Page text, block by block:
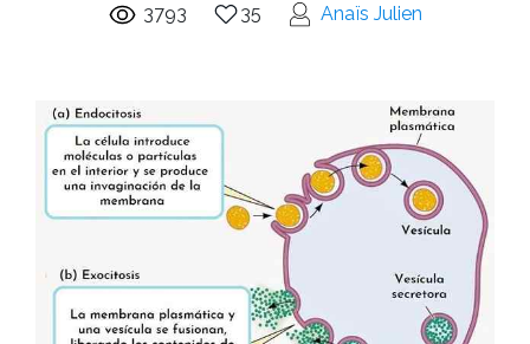
3793 35 Anaïs Julien